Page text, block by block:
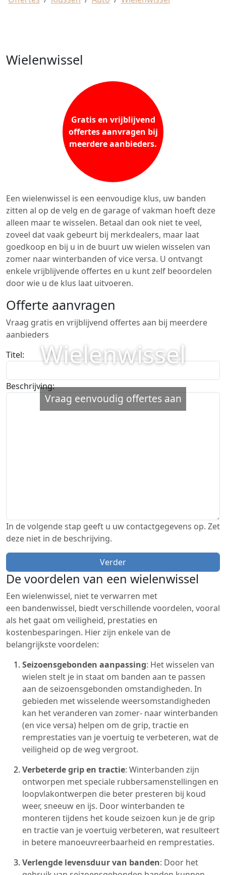
Wielenwissel
Vraag eenvoudig offertes aan
Wielenwissel
Gratis en vrijblijvend
offertes aanvragen bij
meerdere aanbieders.
Een wielenwissel is een eenvoudige klus, uw banden
zitten al op de velg en de garage of vakman hoeft deze
alleen maar te wisselen. Betaal dan ook niet te veel,
zoveel dat vaak gebeurt bij merkdealers, maar laat
goedkoop en bij u in de buurt uw wielen wisselen van
zomer naar winterbanden of vice versa. U ontvangt
enkele vrijblijvende offertes en u kunt zelf beoordelen
door wie u de klus laat uitvoeren.
Offerte aanvragen
Vraag gratis en vrijblijvend offertes aan bij meerdere
aanbieders
Titel:
Beschrijving:
In de volgende stap geeft u uw contactgegevens op. Zet
deze niet in de beschrijving.
De voordelen van een wielenwissel
Een wielenwissel, niet te verwarren met
een bandenwissel, biedt verschillende voordelen, vooral
als het gaat om veiligheid, prestaties en
kostenbesparingen. Hier zijn enkele van de
belangrijkste voordelen:
Seizoensgebonden aanpassing: Het wisselen van
wielen stelt je in staat om banden aan te passen
aan de seizoensgebonden omstandigheden. In
gebieden met wisselende weersomstandigheden
kan het veranderen van zomer- naar winterbanden
(en vice versa) helpen om de grip, tractie en
remprestaties van je voertuig te verbeteren, wat de
veiligheid op de weg vergroot.
Verbeterde grip en tractie: Winterbanden zijn
ontworpen met speciale rubbersamenstellingen en
loopvlakontwerpen die beter presteren bij koud
weer, sneeuw en ijs. Door winterbanden te
monteren tijdens het koude seizoen kun je de grip
en tractie van je voertuig verbeteren, wat resulteert
in betere manoeuvreerbaarheid en remprestaties.
Verlengde levensduur van banden: Door het